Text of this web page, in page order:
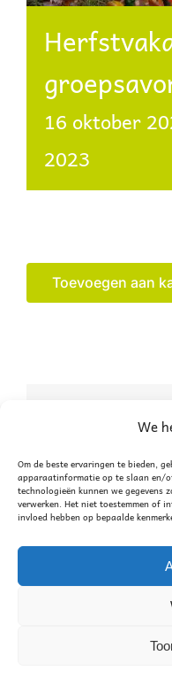
We
Om de beste ervaringen te bieden,
apparaatinformatie op te slaan en/
technologieën kunnen we gegevens
verwerken. Het niet toestemmen of
invloed hebben op bepaalde
16 oktober
2023
Toevoegen aan
Deel dit